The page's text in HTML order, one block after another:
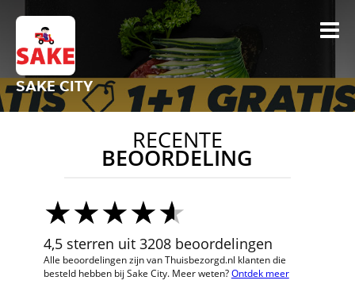
SAKE CITY
RECENTE
BEOORDELING
4,5 sterren uit 3208 beoordelingen
Alle beoordelingen zijn van Thuisbezorgd.nl klanten die
besteld hebben bij Sake City. Meer weten?Ontdek meer